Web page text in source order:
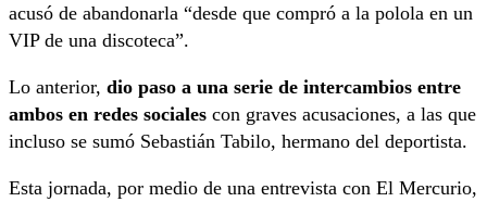
acusó de abandonarla “desde que compró a la polola en un
VIP de una discoteca”.
Lo anterior, dio paso a una serie de intercambios entre
ambos en redes sociales con graves acusaciones, a las que
incluso se sumó Sebastián Tabilo, hermano del deportista.
Esta jornada, por medio de una entrevista con El Mercurio,